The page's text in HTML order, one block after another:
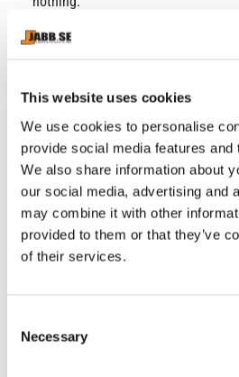
This website uses cookies
We use cookies to personalise
provide social media features and
We also share information about
our social media, advertising and
may combine it with other
provided to them or that they’ve
of their services.
Necessary
Bred elastisk midja med detalj
Armour.
Original Strength Pocket ™ på
Utan öppning fram.
Grå färg